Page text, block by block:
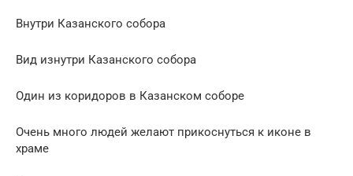
Внутри Казанского собора
Вид изнутри Казанского собора
Один из коридоров в Казанском соборе
Очень много людей желают прикоснуться к иконе в
храме